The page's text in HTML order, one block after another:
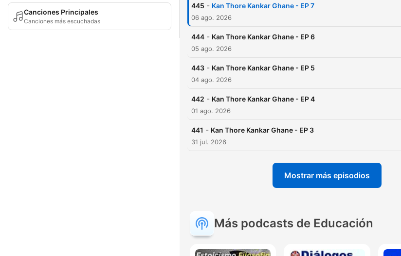
Canciones Principales
Canciones más escuchadas
445 - Kan Thore Kankar Ghane - EP 7
06 ago. 2026
444 - Kan Thore Kankar Ghane - EP 6
05 ago. 2026
443 - Kan Thore Kankar Ghane - EP 5
04 ago. 2026
442 - Kan Thore Kankar Ghane - EP 4
01 ago. 2026
441 - Kan Thore Kankar Ghane - EP 3
31 jul. 2026
Mostrar más episodios
Más podcasts de Educación